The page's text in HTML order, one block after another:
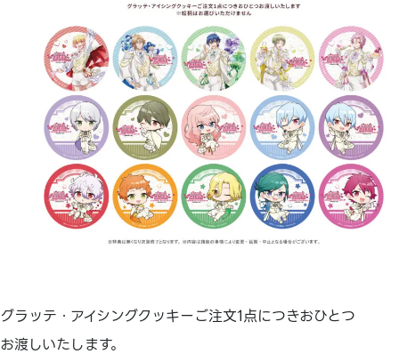
グラッテ・アイシングクッキーご注文1点につきおひとつ
お渡しいたします。